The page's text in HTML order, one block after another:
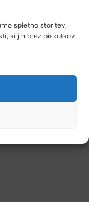
spletno storitev,
ki jih brez piškotkov